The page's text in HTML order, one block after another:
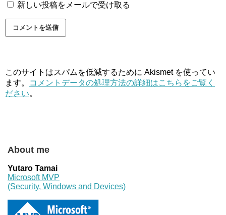
新しい投稿をメールで受け取る
このサイトはスパムを低減するために Akismet を使ってい
ます。
コメントデータの処理方法の詳細はこちらをご覧く
ださい。
About me
Yutaro Tamai
Microsoft MVP
(Security, Windows and Devices)